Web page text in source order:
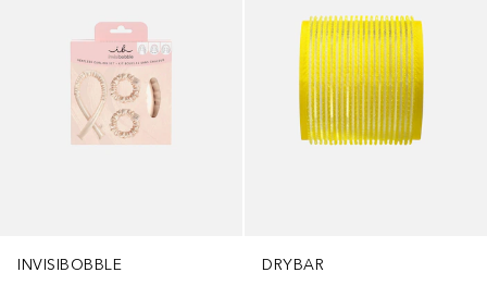
INVISIBOBBLE
DRYBAR